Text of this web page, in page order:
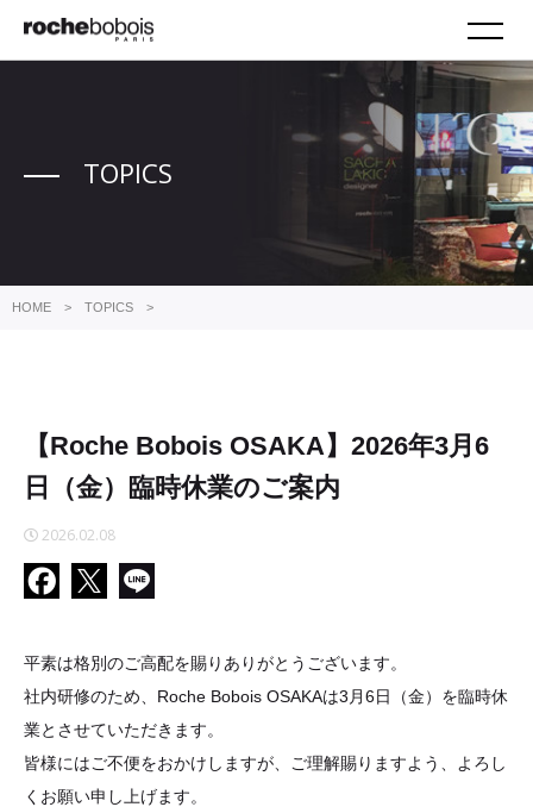
TOPICS
HOME TOPICS
【Roche Bobois OSAKA】2026年3月6
日（金）臨時休業のご案内
2026.02.08
平素は格別のご高配を賜りありがとうございます。
社内研修のため、Roche Bobois OSAKAは3月6日（金）を臨時休
業とさせていただきます。
皆様にはご不便をおかけしますが、ご理解賜りますよう、よろし
くお願い申し上げます。